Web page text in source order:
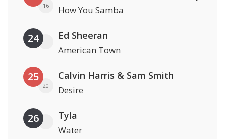
16 How You Samba
24 Ed Sheeran
American Town
25
20
Calvin Harris & Sam Smith
Desire
26 Tyla
Water